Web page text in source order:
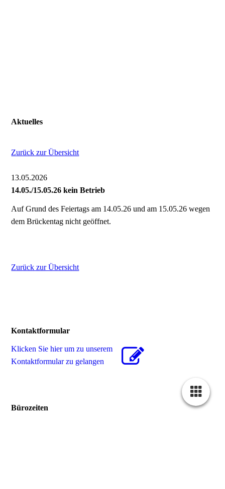
Aktuelles
Zurück zur Übersicht
13.05.2026
14.05./15.05.26 kein Betrieb
Auf Grund des Feiertags am 14.05.26 und am 15.05.26 wegen
dem Brückentag nicht geöffnet.
Zurück zur Übersicht
Kontaktformular
Klicken Sie hier um zu unserem
Kon­takt­for­mu­lar zu gelangen
Bürozeiten